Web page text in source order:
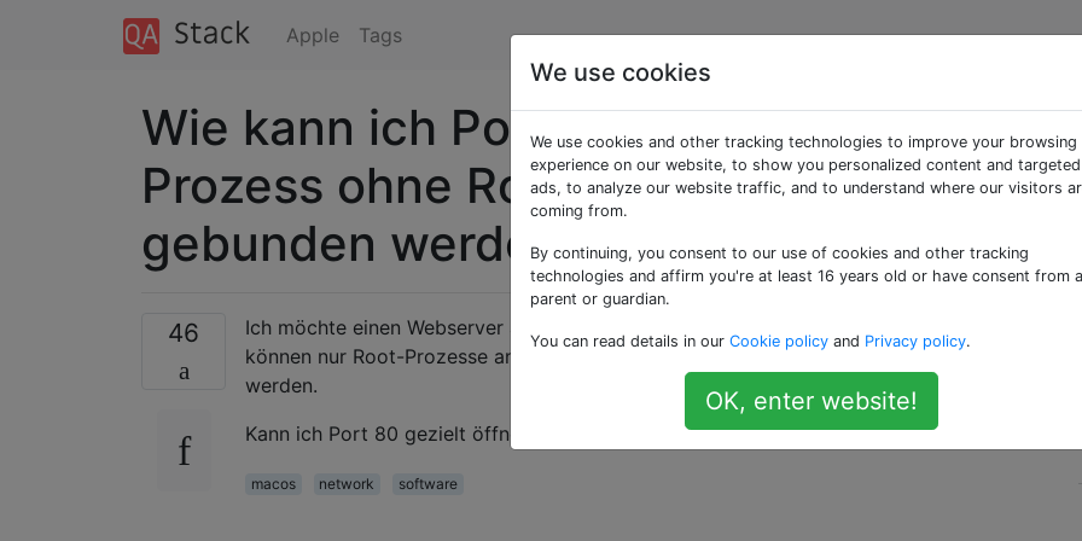
Apple Tags
Wie kann ich Port 80 öffnen, damit ein
Prozess ohne Rootberechtigung daran
gebunden werden kann?
46
Ich möchte einen Webserver auf meinem Mac als Nicht-Root-Prozess ausführen.
können nur Root-Prozesse an Port 80 (oder an einen beliebigen Port unter 1024) gebunden
werden.
Kann ich Port 80 gezielt öffnen, damit Nicht-Root-Prozesse darauf lauschen können?
macos network software
We use cookies
We use cookies and other tracking technologies to improve your browsing
experience on our website, to show you personalized content and targeted
ads, to analyze our website traffic, and to understand where our visitors
coming from.
By continuing, you consent to our use of cookies and other tracking
technologies and affirm you're at least 16 years old or have consent from a
parent or guardian.
You can read details in our Cookie policy and Privacy policy.
OK, enter website!